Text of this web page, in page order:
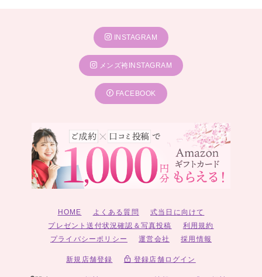
INSTAGRAM
メンズ袴INSTAGRAM
FACEBOOK
HOME よくある質問
式当日に向けて
プレゼント送付状況確認＆写真投稿
利用規約
プライバシーポリシー
運営会社 採用情報
新規店舗登録 登録店舗ログイン